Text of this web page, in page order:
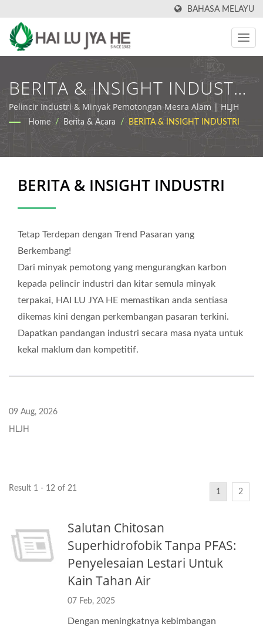
BAHASA MELAYU
BERITA & INSIGHT INDUSTRI
| Pengeluar Minyak
Pemotong & Pelincir Industri
| HLJH
Pelincir Industri & Minyak Pemotongan Mesra Alam | HLJH
Home / Berita & Acara / BERITA & INSIGHT INDUSTRI
BERITA & INSIGHT INDUSTRI
Tetap Terdepan dengan Trend Pasaran yang
Berkembang!
Dari minyak pemotong yang mengurangkan karbon
kepada pelincir industri dan kitar semula minyak
terpakai, HAI LU JYA HE memastikan anda sentiasa
dikemas kini dengan perkembangan pasaran terkini.
Dapatkan pandangan industri secara masa nyata untuk
kekal maklum dan kompetitif.
09 Aug, 2026
HLJH
Result 1 - 12 of 21 1 2
Salutan Chitosan
Superhidrofobik Tanpa PFAS:
Penyelesaian Lestari Untuk
Kain Tahan Air
07 Feb, 2025
Dengan meningkatnya kebimbangan